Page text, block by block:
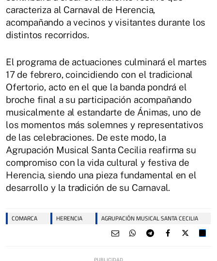
caracteriza al Carnaval de Herencia,
acompañando a vecinos y visitantes durante los
distintos recorridos.
El programa de actuaciones culminará el martes
17 de febrero, coincidiendo con el tradicional
Ofertorio, acto en el que la banda pondrá el
broche final a su participación acompañando
musicalmente al estandarte de Ánimas, uno de
los momentos más solemnes y representativos
de las celebraciones. De este modo, la
Agrupación Musical Santa Cecilia reafirma su
compromiso con la vida cultural y festiva de
Herencia, siendo una pieza fundamental en el
desarrollo y la tradición de su Carnaval.
COMARCA HERENCIA AGRUPACIÓN MUSICAL SANTA CECILIA